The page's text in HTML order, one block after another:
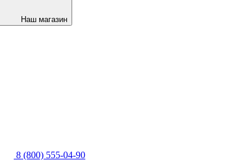
Наш магазин
8 (800) 555-04-90